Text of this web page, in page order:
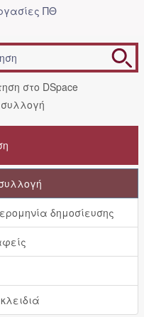
ΠΘ
στο DSpace
δημοσίευσης